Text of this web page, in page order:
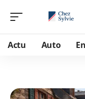
Actu Auto